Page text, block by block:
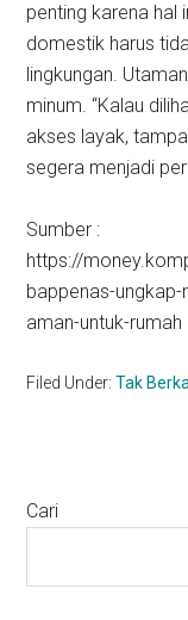
penting karena hal
domestik harus
lingkungan.
minum. “Kalau
akses layak,
segera menjadi
Sumber :
https://
bappenas-
aman-untuk-rumah
Filed Under:Tak
Primary
Cari